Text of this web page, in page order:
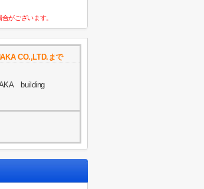
がございます。
CO.,LTD.まで
building